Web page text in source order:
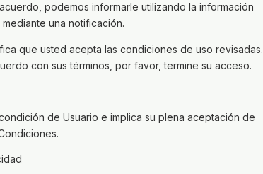
podemos informarle utilizando la información
una notificación.
que usted acepta las condiciones de uso revisadas.
con sus términos, por favor, termine su acceso.
de Usuario e implica su plena aceptación de